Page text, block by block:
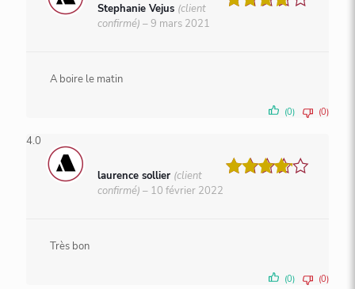
Stephanie Vejus (client
confirmé) – 9 mars 2021
A boire le matin
(0) (0)
4.0
laurence sollier (client
confirmé) – 10 février 2022
Très bon
(0) (0)